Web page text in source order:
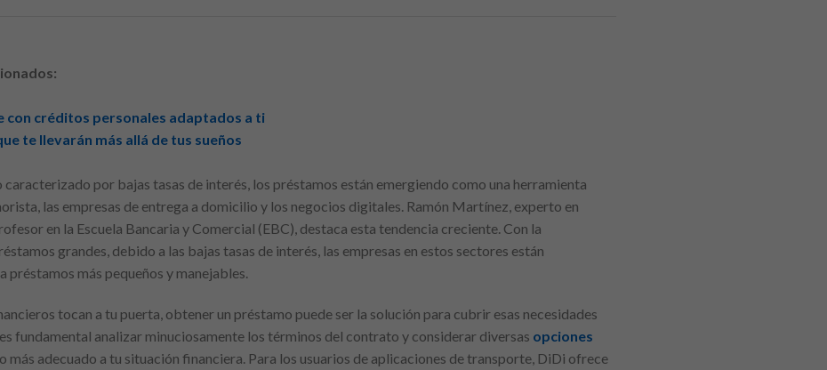
con créditos personales adaptados a ti
te llevarán más allá de tus sueños
caracterizado por bajas tasas de interés, los préstamos están emergiendo como una herramienta
las empresas de entrega a domicilio y los negocios digitales. Ramón Martínez, experto en
en la Escuela Bancaria y Comercial (EBC), destaca esta tendencia creciente. Con la
grandes, debido a las bajas tasas de interés, las empresas en estos sectores están
préstamos más pequeños y manejables.
tocan a tu puerta, obtener un préstamo puede ser la solución para cubrir esas necesidades
fundamental analizar minuciosamente los términos del contrato y considerar diversas opciones
más adecuado a tu situación financiera. Para los usuarios de aplicaciones de transporte, DiDi ofrece